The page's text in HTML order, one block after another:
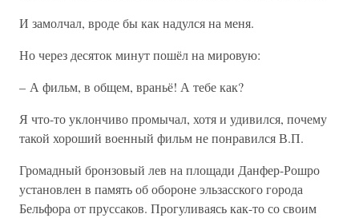
И замолчал, вроде бы как надулся на меня.
Но через десяток минут пошёл на мировую:
– А фильм, в общем, враньё! А тебе как?
Я что-то уклончиво промычал, хотя и удивился, почему
такой хороший военный фильм не понравился В.П.
Громадный бронзовый лев на площади Данфер-Рошро
установлен в память об обороне эльзасского города
Бельфора от пруссаков. Прогуливаясь как-то со своим